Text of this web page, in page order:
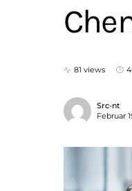
81 views
Src-nt
Februar